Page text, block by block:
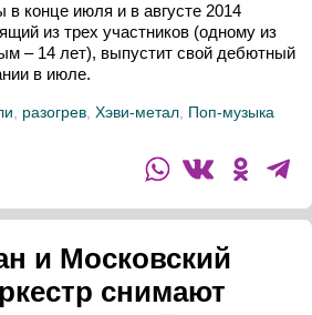
в конце июля и в августе 2014
из трех участников (одному из
– 14 лет), выпустит свой дебютный
в июле.
разогрев Хэви-метал Поп-музыка
и Московский
снимают